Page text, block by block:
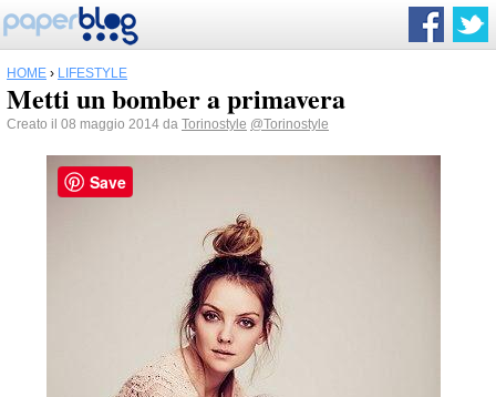
HOME › LIFESTYLE
Metti un bomber a primavera
Creato il 08 maggio 2014 da Torinostyle @Torinostyle
Save